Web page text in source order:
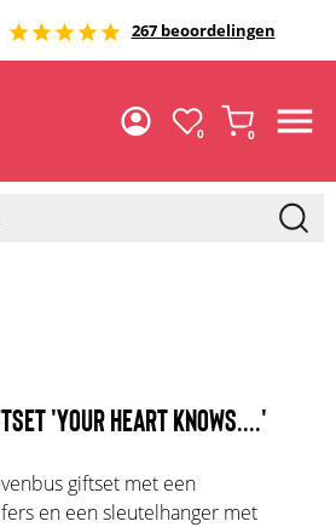
267 beoordelingen
0 0
'YOUR HEART KNOWS....'
giftset met een
en een sleutelhanger met